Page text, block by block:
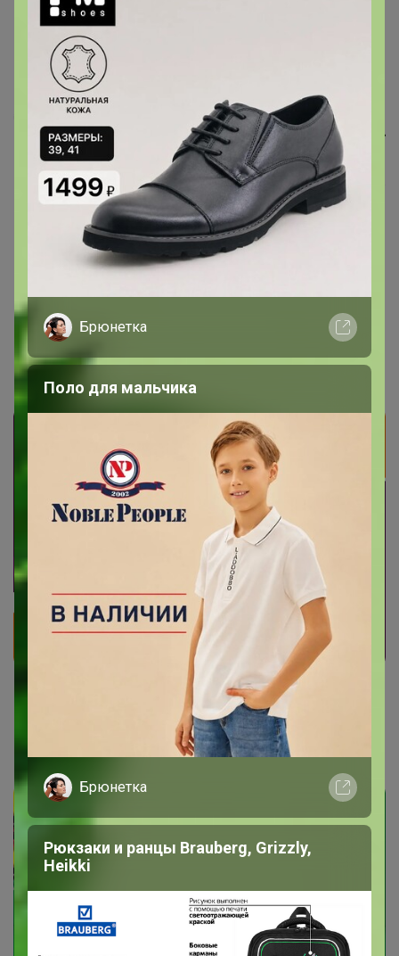
минимальным ценам!
СИМА-LAND. Красота и здоровье
СИМА-LAND. Нескучные продукты
Брюнетка
Поло для мальчика
Брюнетка
Рюкзаки и ранцы Brauberg, Grizzly,
Heikki